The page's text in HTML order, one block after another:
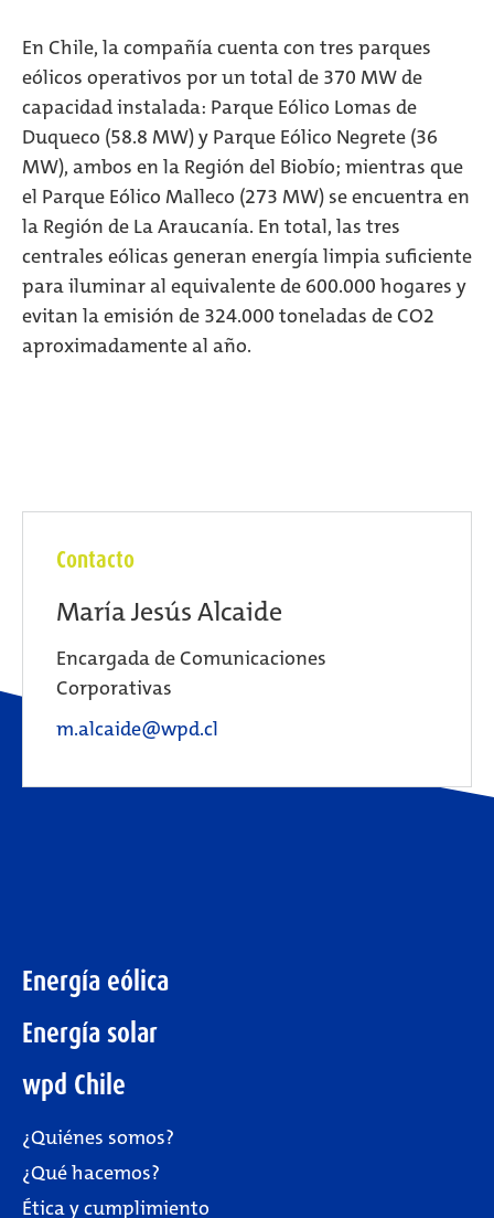
En Chile, la compañía cuenta con tres parques
eólicos operativos por un total de 370 MW de
capacidad instalada: Parque Eólico Lomas de
Duqueco (58.8 MW) y Parque Eólico Negrete (36
MW), ambos en la Región del Biobío; mientras que
el Parque Eólico Malleco (273 MW) se encuentra en
la Región de La Araucanía. En total, las tres
centrales eólicas generan energía limpia suficiente
para iluminar al equivalente de 600.000 hogares y
evitan la emisión de 324.000 toneladas de CO2
aproximadamente al año.
Contacto
María Jesús Alcaide
Encargada de Comunicaciones
Corporativas
m.alcaide@wpd.cl
Energía eólica
Energía solar
wpd Chile
¿Quiénes somos?
¿Qué hacemos?
Ética y cumplimiento